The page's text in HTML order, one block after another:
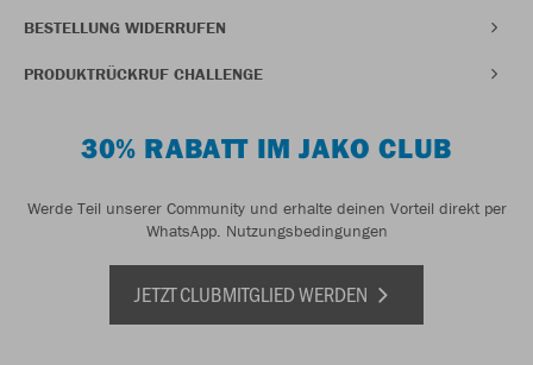
BESTELLUNG WIDERRUFEN
PRODUKTRÜCKRUF CHALLENGE
30% RABATT IM JAKO CLUB
Werde Teil unserer Community und erhalte deinen Vorteil direkt per
WhatsApp. Nutzungsbedingungen
JETZT CLUBMITGLIED WERDEN